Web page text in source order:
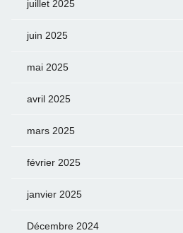
juillet 2025
juin 2025
mai 2025
avril 2025
mars 2025
février 2025
janvier 2025
Décembre 2024